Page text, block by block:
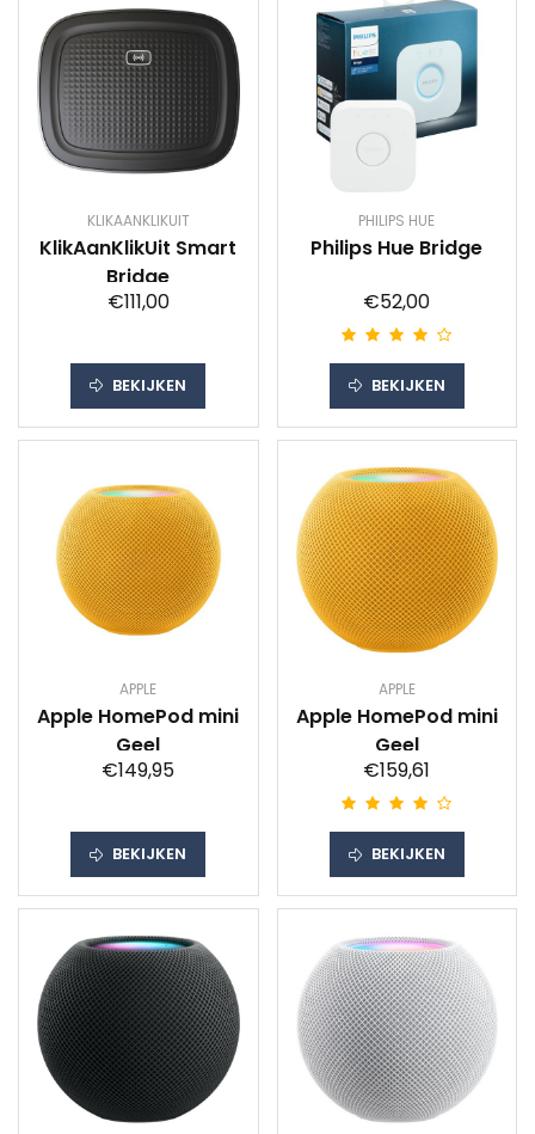
KLIKAANKLIKUIT
KlikAanKlikUit Smart
Bridge
€111,00
BEKIJKEN
PHILIPS HUE
Philips Hue Bridge
€52,00
BEKIJKEN
APPLE
Apple HomePod mini
Geel
€149,95
BEKIJKEN
APPLE
Apple HomePod mini
Geel
€159,61
BEKIJKEN